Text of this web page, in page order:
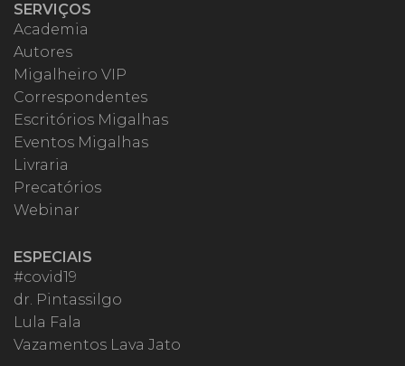
SERVIÇOS
Academia
Autores
Migalheiro VIP
Correspondentes
Escritórios Migalhas
Eventos Migalhas
Livraria
Precatórios
Webinar
ESPECIAIS
#covid19
dr. Pintassilgo
Lula Fala
Vazamentos Lava Jato